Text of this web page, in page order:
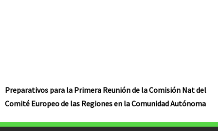
Preparativos para la Primera Reunión de la Comisión Nat del
Comité Europeo de las Regiones en la Comunidad Autónoma